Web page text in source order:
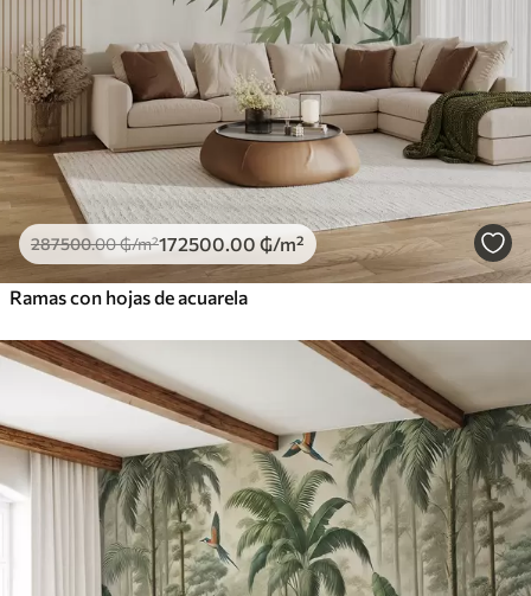
287500.00₲/m²172500.00 ₲/m²
Ramas con hojas de acuarela